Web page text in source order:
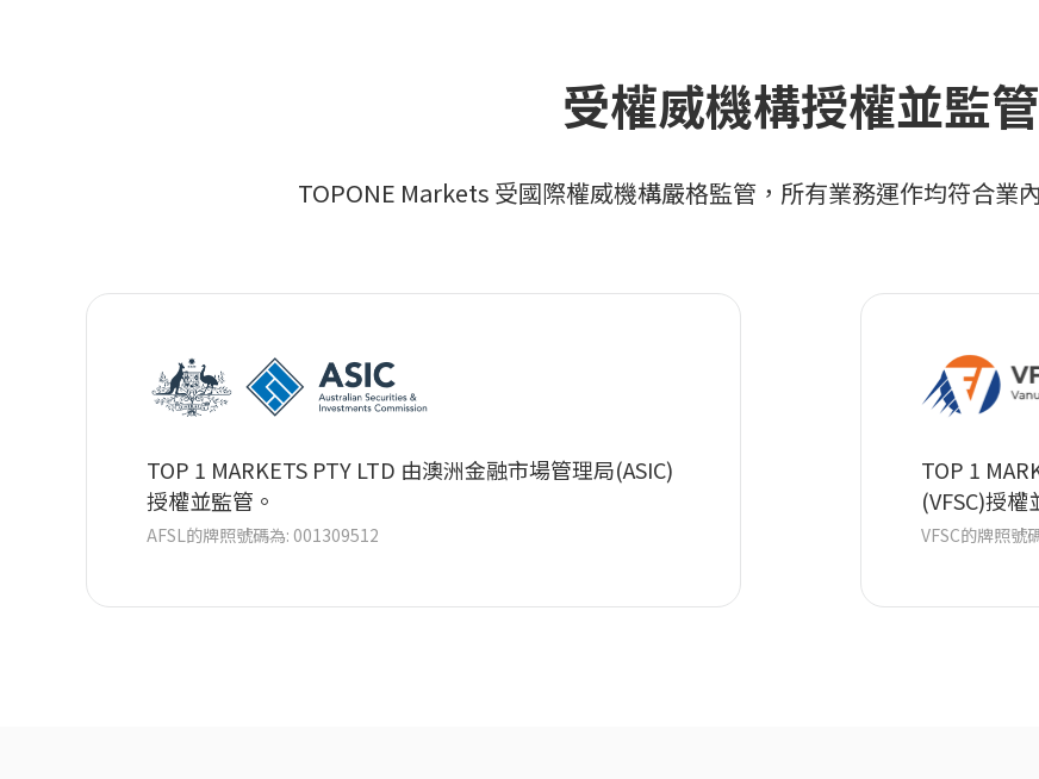
受權威機構授權並監管
TOPONE Markets 受國際權威機構嚴格監管，所有業務運作均符合業
TOP 1 MARKETS PTY LTD 由澳洲金融市場管理局(ASIC)
授權並監管。
AFSL的牌照號碼為: 001309512
TOP 1
(VFSC)授權
VFSC的牌照號